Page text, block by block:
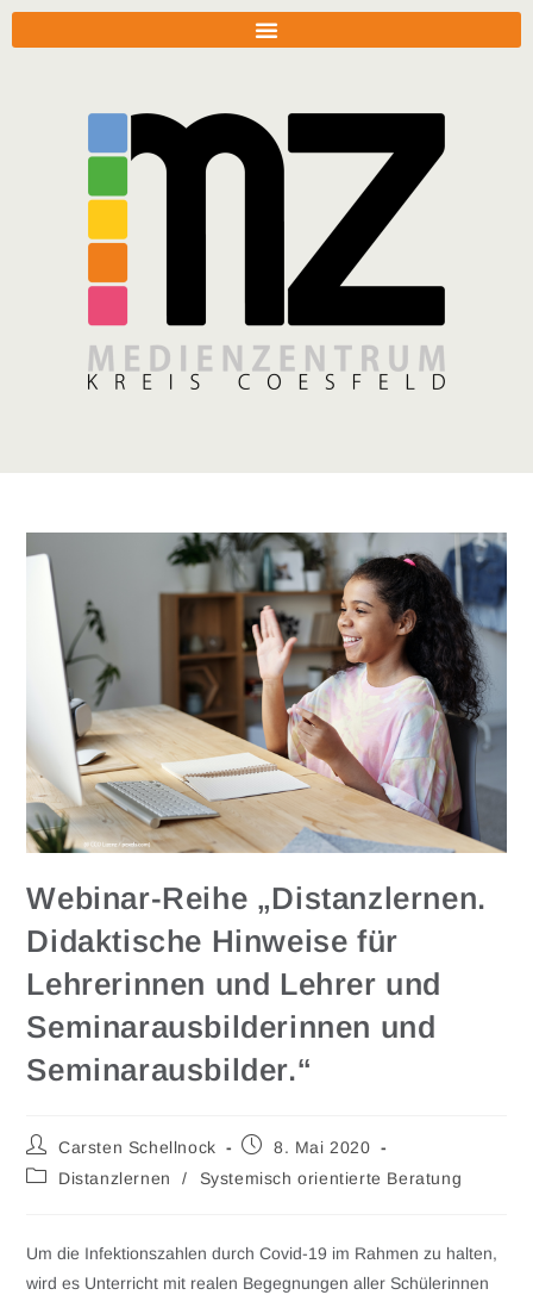
Webinar-Reihe „Distanzlernen.
Didaktische Hinweise für
Lehrerinnen und Lehrer und
Seminarausbilderinnen und
Seminarausbilder.“
Carsten Schellnock
8. Mai 2020
Distanzlernen
/ Systemisch orientierte Beratung
Um die Infektionszahlen durch Covid-19 im Rahmen zu halten,
wird es Unterricht mit realen Begegnungen aller Schülerinnen